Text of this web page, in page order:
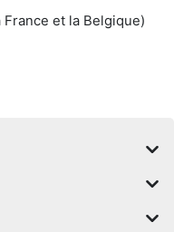
et la Belgique)